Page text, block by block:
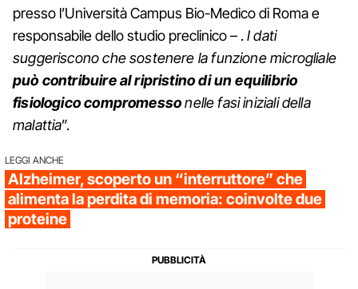
presso l’Università Campus Bio-Medico di Roma e
responsabile dello studio preclinico – .I dati
suggeriscono che sostenere la funzione microgliale
può contribuire al ripristino di un equilibrio
fisiologico compromessonelle fasi iniziali della
malattia”.
LEGGI ANCHE
Alzheimer, scoperto un “interruttore” che
alimenta la perdita di memoria: coinvolte due
proteine